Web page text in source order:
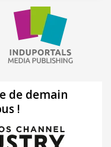
de demain
!